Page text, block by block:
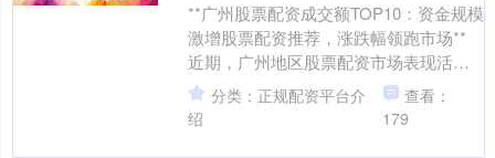
**广州股票配资成交额TOP10：资金规模
激增股票配资推荐，涨跌幅领跑市场**
近期，广州地区股票配资市场表现活
跃，核心数据印证市场热度：沪深300指
数单周上涨....
分类：正规配资平台介
绍
查看：
179